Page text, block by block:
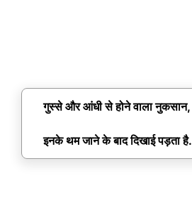
गुस्से और आंधी से होने वाला नुकसान,
इनके थम जाने के बाद दिखाई पड़ता है.